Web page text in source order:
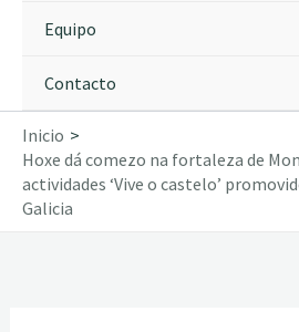
Equipo
Contacto
Inicio
Hoxe dá comezo na fortaleza de
actividades ‘Vive o castelo’
Galicia